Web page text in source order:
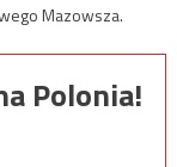
Mazowsza.
Polonia!